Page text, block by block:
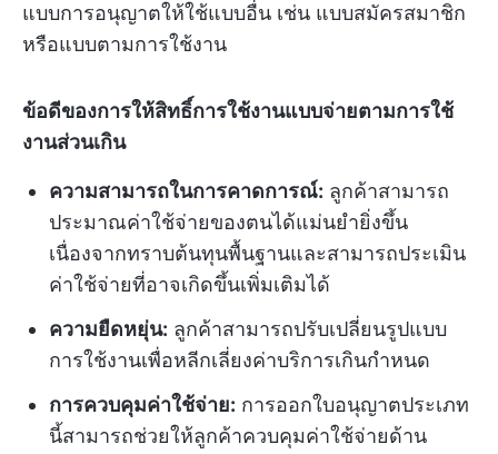
แบบการอนุญาตให้ใช้แบบอื่น เช่น แบบสมัครสมาชิก
หรือแบบตามการใช้งาน
ข้อดีของการให้สิทธิ์การใช้งานแบบจ่ายตามการใช้
งานส่วนเกิน
ความสามารถในการคาดการณ์: ลูกค้าสามารถ
ประมาณค่าใช้จ่ายของตนได้แม่นยำยิ่งขึ้น
เนื่องจากทราบต้นทุนพื้นฐานและสามารถประเมิน
ค่าใช้จ่ายที่อาจเกิดขึ้นเพิ่มเติมได้
ความยืดหยุ่น: ลูกค้าสามารถปรับเปลี่ยนรูปแบบ
การใช้งานเพื่อหลีกเลี่ยงค่าบริการเกินกำหนด
การควบคุมค่าใช้จ่าย: การออกใบอนุญาตประเภท
นี้สามารถช่วยให้ลูกค้าควบคุมค่าใช้จ่ายด้าน